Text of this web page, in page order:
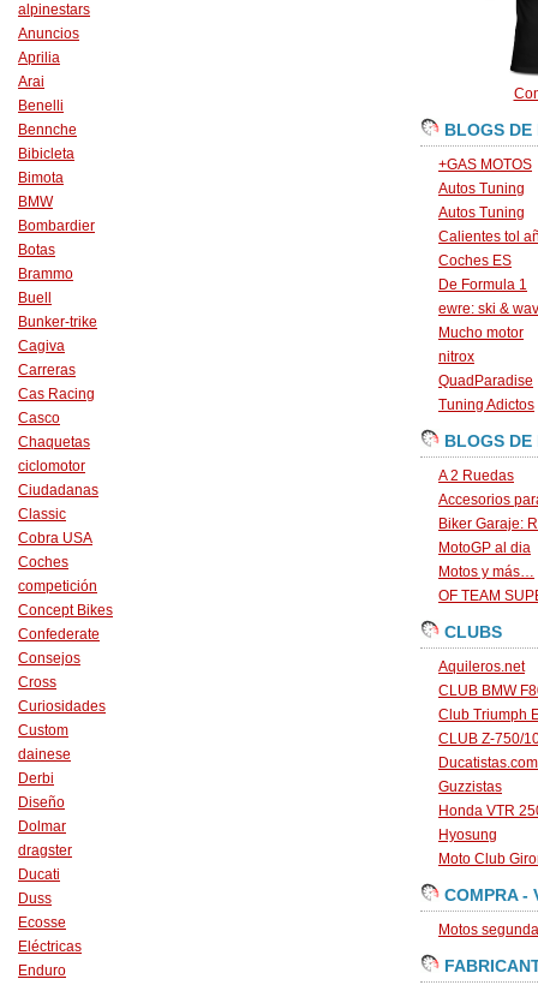
alpinestars
Anuncios
Aprilia
Arai
Benelli
Bennche
Bibicleta
Bimota
BMW
Bombardier
Botas
Brammo
Buell
Bunker-trike
Cagiva
Carreras
Cas Racing
Casco
Chaquetas
ciclomotor
Ciudadanas
Classic
Cobra USA
Coches
competición
Concept Bikes
Confederate
Consejos
Cross
Curiosidades
Custom
dainese
Derbi
Diseño
Dolmar
dragster
Ducati
Duss
Ecosse
Eléctricas
Enduro
BLOGS DE
+GAS MOTOS
Autos Tuning
Autos Tuning
Calientes tol
Coches ES
De Formula 1
ewre: ski &
Mucho motor
nitrox
QuadParadise
Tuning Adictos
BLOGS DE
A 2 Ruedas
Accesorios
Biker Garaje:
MotoGP al dia
Motos y más…
OF TEAM
CLUBS
Aquileros.net
CLUB BMW
Club Triumph
CLUB Z-750/
Ducatistas.com
Guzzistas
Honda VTR
Hyosung
Moto Club
COMPRA -
Motos